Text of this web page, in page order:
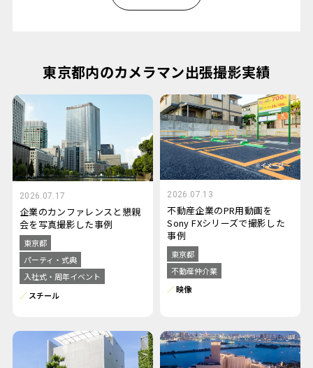
東京都内のカメラマン出張撮影実績
2026.07.17
企業のカンファレンスと懇親
会を写真撮影した事例
東京都
パーティ・式典
入社式・周年イベント
スチール
2026.07.13
不動産企業のPR用動画を
Sony FXシリーズで撮影した
事例
東京都
不動産仲介業
映像